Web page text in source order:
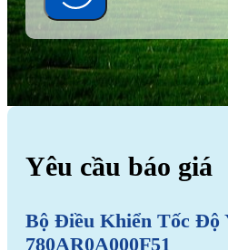
Yêu cầu báo giá
Bộ Điều Khiển Tốc Độ
780AR0A000F51